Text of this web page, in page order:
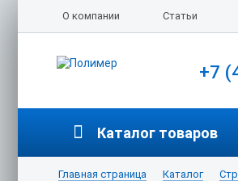
О компании Статьи
+7
Каталог товаров
Главная страница Каталог